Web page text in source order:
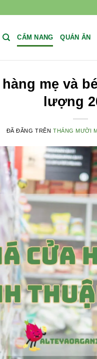
CẨM NANG QUÁN ĂN
mẹ và
lượng
ĐÃ ĐĂNG TRÊN THÁNG MƯỜI